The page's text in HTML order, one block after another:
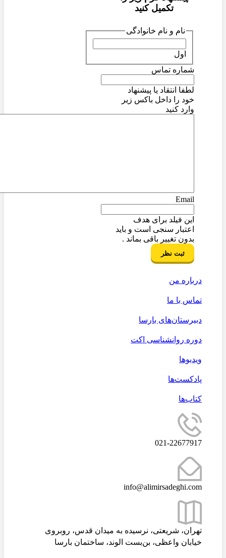
تکمیل کنید
نام و نام خانوادگی
شماره تماس
لطفا انتقاد یا پیشنهاد
خود را داخل باکس زیر
وارد کنید
Email
این فیلد برای هدف
اعتبار سنجی است و باید
بدون تغییر باقی بماند .
درباره من
تماس با ما
دبیرستان‌های بارسا
دوره روانشناسی اکت
ویدیوها
پادکست‌ها
کتاب‌ها
021-22677917
info@alimirsadeghi.com
تهران، شریعتی، نرسیده به میدان قدس، روبروی
خیابان واعظی، بن‌بست الوند، ساختمان بارسا